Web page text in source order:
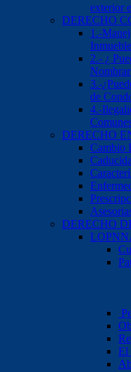
exterior
DERECHO
1.-
2.- ¿
3.-
de
4.-
DERECHO
Cambio
DERECHO
El